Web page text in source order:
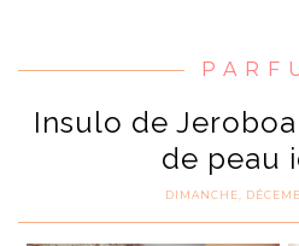
Insulo de
de peau
DIMANCHE,